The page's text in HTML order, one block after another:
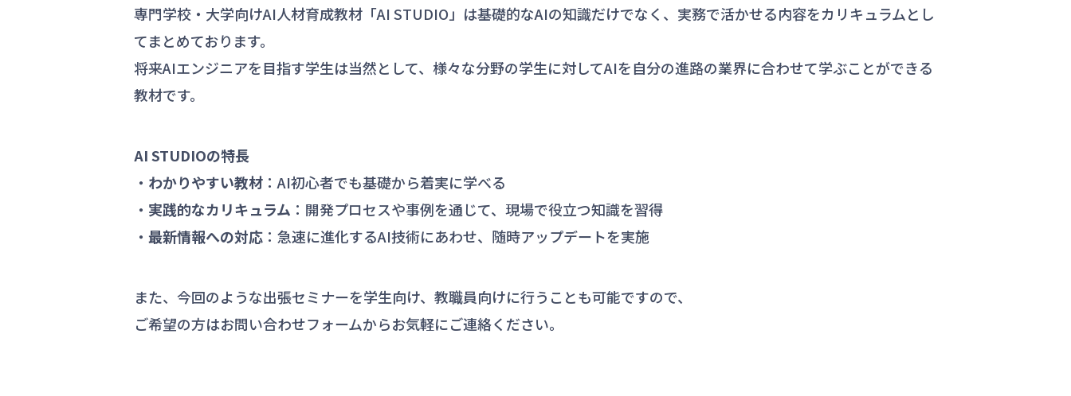
専門学校・大学向けAI人材育成教材「AI STUDIO」は基礎的なAIの知識だけでなく、実務で活かせる内容をカリキュラムとし
てまとめております。
将来AIエンジニアを目指す学生は当然として、様々な分野の学生に対してAIを自分の進路の業界に合わせて学ぶことができる
教材です。
AI STUDIOの特長
・ わかりやすい教材：AI初心者でも基礎から着実に学べる
・ 実践的なカリキュラム ：開発プロセスや事例を通じて、現場で役立つ知識を習得
・ 最新情報への対応：急速に進化するAI技術にあわせ、随時アップデートを実施
また、今回のような出張セミナーを学生向け、教職員向けに行うことも可能ですので、
ご希望の方はお問い合わせフォームからお気軽にご連絡ください。